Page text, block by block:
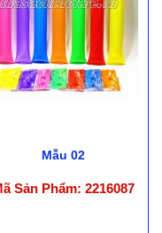
Mẫu 02
Sản Phẩm: 2216087